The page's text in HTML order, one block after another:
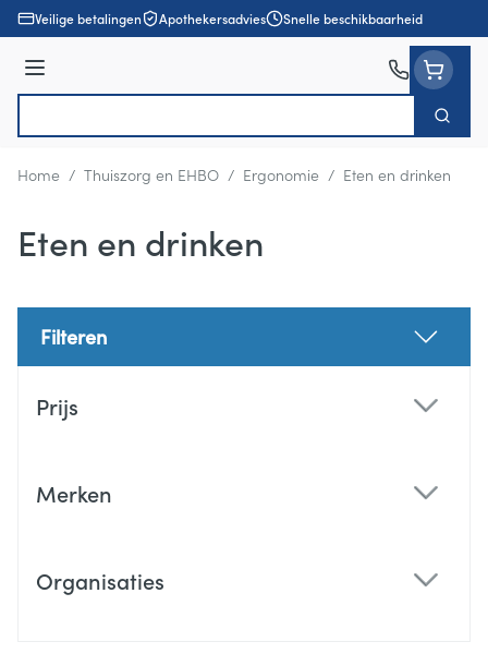
Ga naar de inhoud
Veilige betalingen Apothekersadvies Snelle beschikbaarheid
Menu
Zoek
Home / Thuiszorg en EHBO / Ergonomie / Eten en drinken
Eten en drinken
Filteren
Prijs
Merken
Organisaties